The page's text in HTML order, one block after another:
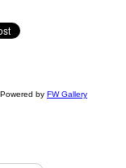
Powered by FW Gallery